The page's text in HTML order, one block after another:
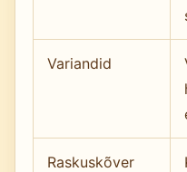
Variandid
Raskuskõver